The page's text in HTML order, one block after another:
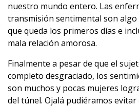
nuestro mundo entero. Las
transmisión sentimental son algo
que queda los primeros días e
mala relación amorosa.
Finalmente a pesar de que el
completo desgraciado, los
son muchos y pocas mujeres
del túnel. Ojalá pudiéramos evitar